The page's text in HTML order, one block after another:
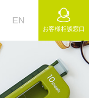
EN
お客様相談窓口